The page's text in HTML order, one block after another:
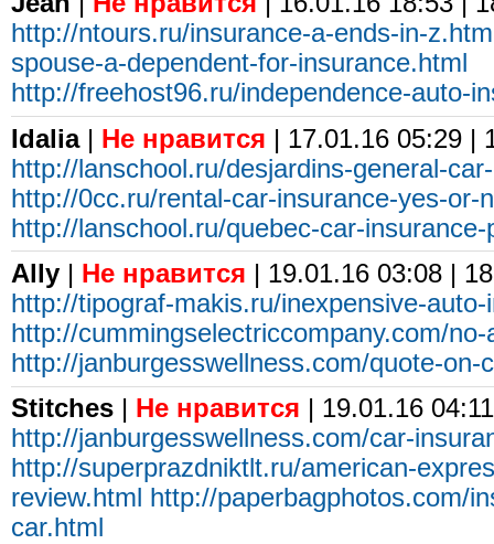
http://ntours.ru/insurance-a-ends-in-
spouse-a-dependent-for-insurance.html
http://freehost96.ru/independence-auto-
Idalia| Не нравится | 17.01.16 05:29 |
http://lanschool.ru/desjardins-general-
http://0cc.ru/rental-car-insurance-yes-or-
http://lanschool.ru/quebec-car-
Ally | Не нравится | 19.01.16 03:08 |
http://tipograf-makis.ru/inexpensive-
http://cummingselectriccompany.com/
http://janburgesswellness.com/quote-on-
Stitches
Не нравится | 19.01.16
http://janburgesswellness.com/car-
http://superprazdniktlt.ru/american-
review.html
http://paperbagphotos.com/
car.html